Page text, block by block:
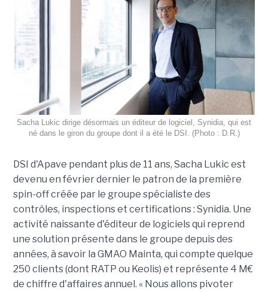
Sacha Lukic dirige désormais un éditeur de logiciel, Synidia, qui est
né dans le giron du groupe dont il a été le DSI. (Photo : D.R.)
DSI d'Apave pendant plus de 11 ans, Sacha Lukic est
devenu en février dernier le patron de la première
spin-off créée par le groupe spécialiste des
contrôles, inspections et certifications : Synidia. Une
activité naissante d'éditeur de logiciels qui reprend
une solution présente dans le groupe depuis des
années, à savoir la GMAO Mainta, qui compte quelque
250 clients (dont RATP ou Keolis) et représente 4 M€
de chiffre d'affaires annuel. « Nous allons pivoter